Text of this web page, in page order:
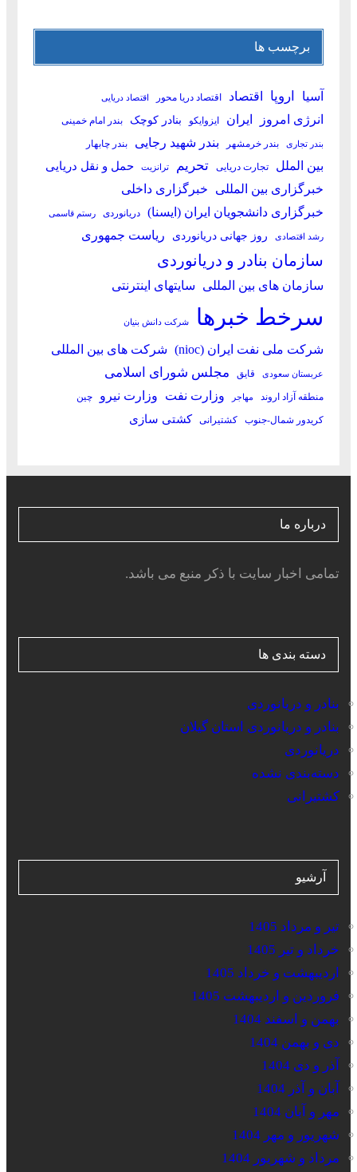
برچسب ها
آسیا اروپا اقتصاد اقتصاد دریا محور اقتصاد دریایی
انرژی امروز ایران ایزوایکو بنادر کوچک بندر امام خمینی
بندر تجاری بندر خرمشهر بندر شهید رجایی بندر چابهار
بین الملل تجارت دریایی تحریم ترانزیت حمل و نقل دریایی
خبرگزاری بین المللی خبرگزاری داخلی
خبرگزاری دانشجویان ایران (ایسنا)
دریانوردی رستم قاسمی
رشد اقتصادی روز جهانی دریانوردی ریاست جمهوری
سازمان بنادر و دریانوردی
سازمان های بین المللی سایتهای اینترنتی
سرخط خبرها شرکت دانش بنیان
شرکت ملی نفت ایران (nioc) شرکت های بین المللی
عربستان سعودی قایق مجلس شورای اسلامی
منطقه آزاد اروند مهاجر وزارت نفت وزارت نیرو چین
کریدور شمال-جنوب کشتیرانی کشتی سازی
درباره ما
تمامی اخبار سایت با ذکر منبع می باشد.
دسته بندی ها
بنادر و دریانوردی
بنادر و دریانوردی استان گیلان
دریانوردی
دسته‌بندی نشده
کشتیرانی
آرشیو
تیر و مرداد 1405
خرداد و تیر 1405
اردیبهشت و خرداد 1405
فروردین و اردیبهشت 1405
بهمن و اسفند 1404
دی و بهمن 1404
آذر و دی 1404
آبان و آذر 1404
مهر و آبان 1404
شهریور و مهر 1404
مرداد و شهریور 1404